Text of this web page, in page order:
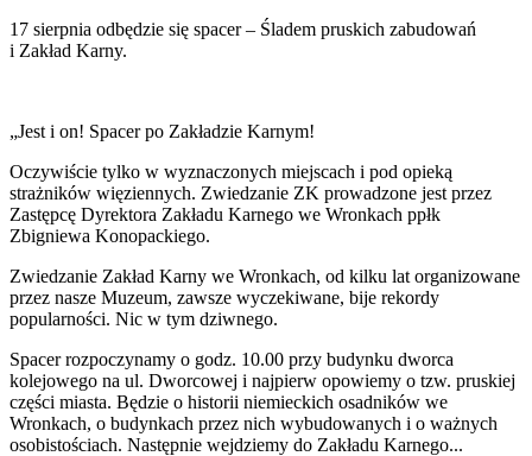
17 sierpnia odbędzie się spacer – Śladem pruskich zabudowań
i Zakład Karny.
„Jest i on! Spacer po Zakładzie Karnym!
Oczywiście tylko w wyznaczonych miejscach i pod opieką
strażników więziennych. Zwiedzanie ZK prowadzone jest przez
Zastępcę Dyrektora Zakładu Karnego we Wronkach ppłk
Zbigniewa Konopackiego.
Zwiedzanie Zakład Karny we Wronkach, od kilku lat organizowane
przez nasze Muzeum, zawsze wyczekiwane, bije rekordy
popularności. Nic w tym dziwnego.
Spacer rozpoczynamy o godz. 10.00 przy budynku dworca
kolejowego na ul. Dworcowej i najpierw opowiemy o tzw. pruskiej
części miasta. Będzie o historii niemieckich osadników we
Wronkach, o budynkach przez nich wybudowanych i o ważnych
osobistościach. Następnie wejdziemy do Zakładu Karnego...